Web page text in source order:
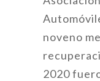
noveno
2020